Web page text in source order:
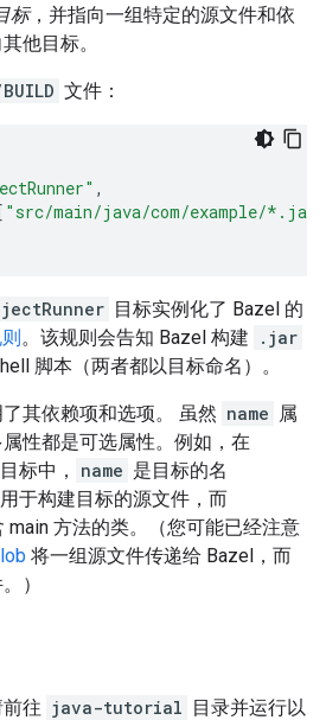
标，并指向一组特定的源文件和依
他目标。
文件：
,
"src/main/java/com/example/
目标实例化了 Bazel 的
。该规则会告知 Bazel 构建
.jar
脚本（两者都以目标命名）。
其依赖项和选项。 虽然 name 属
性都是可选属性。例如，在
标中， name 是目标的名
于构建目标的源文件，而
main 方法的类。（您可能已经注意
将一组源文件传递给 Bazel，而
）
往 java-tutorial 目录并运行以